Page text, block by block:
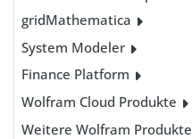
gridMathematica
System Modeler
Finance Platform
Wolfram Cloud Produkte
Weitere Wolfram Produkte